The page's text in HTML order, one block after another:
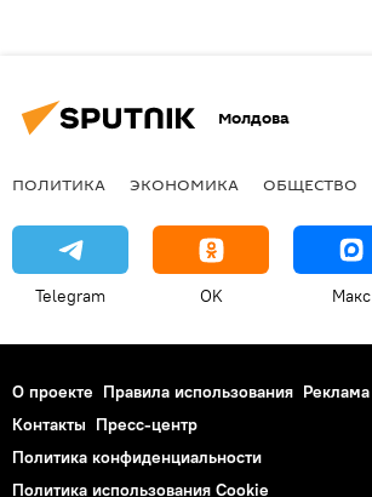
Молдова
ПОЛИТИКА ЭКОНОМИКА ОБЩЕСТВО
Telegram OK Макс
О проекте Правила использования Реклама
Контакты Пресс-центр
Политика конфиденциальности
Политика использования Cookie